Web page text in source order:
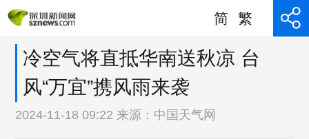
简 繁
冷空气将直抵华南送秋凉 台
风“万宜”携风雨来袭
2024-11-18 09:22 来源： 中国天气网